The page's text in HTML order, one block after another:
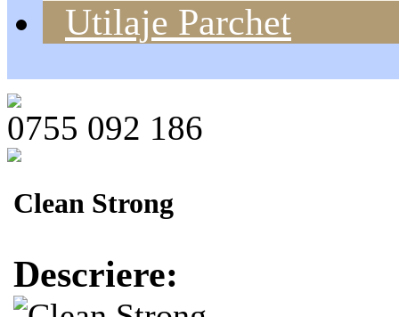
Utilaje Parchet
0755 092 186
Clean Strong
Descriere: